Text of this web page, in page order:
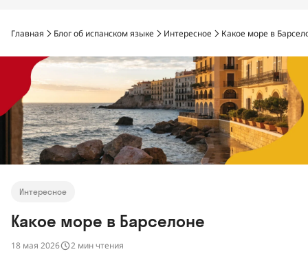
Главная Блог об испанском языке Интересное Какое море в
Интересное
Какое море в Барселоне
18 мая 2026 2 мин чтения